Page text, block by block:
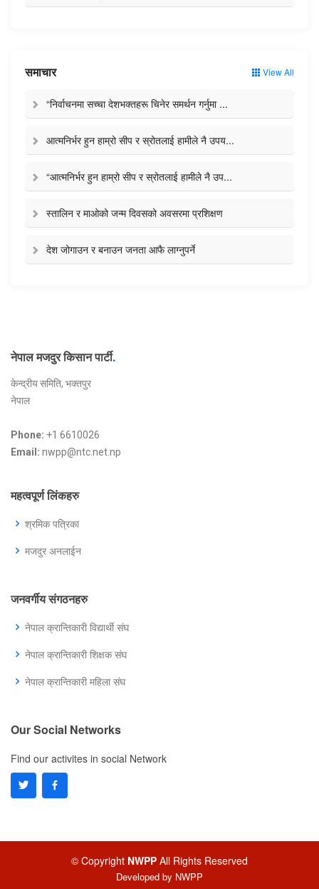
समाचार View All
“निर्वाचनमा सच्चा देशभक्तहरू चिनेर समर्थन गर्नुमा ...
आत्मनिर्भर हुन हाम्रो सीप र स्रोतलाई हामीले नै उपय...
“आत्मनिर्भर हुन हाम्रो सीप र स्रोतलाई हामीले नै उप...
स्तालिन र माओको जन्म दिवसको अवसरमा प्रशिक्षण
देश जोगाउन र बनाउन जनता आफै लाग्नुपर्ने
नेपाल मजदुर किसान पार्टी.
केन्द्रीय समिति, भक्तपुर
नेपाल
Phone: +1 6610026
Email: nwpp@ntc.net.np
महत्वपूर्ण लिंकहरु
श्रमिक पत्रिका
मजदुर अनलाईन
जनवर्गीय संगठनहरु
नेपाल क्रान्तिकारी विद्यार्थी संघ
नेपाल क्रान्तिकारी शिक्षक संघ
नेपाल क्रान्तिकारी महिला संघ
Our Social Networks
Find our activites in social Network
© Copyright NWPP All Rights Reserved
Developed by NWPP